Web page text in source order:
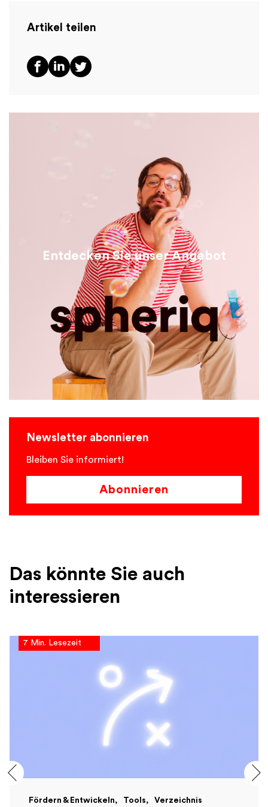
Artikel teilen
Entdecken Sie unser Angebot
Newsletter abonnieren
Bleiben Sie informiert!
Abonnieren
Das könnte Sie auch
interessieren
7 Min. Lesezeit
Fördern & Entwickeln Tools Verzeichnis